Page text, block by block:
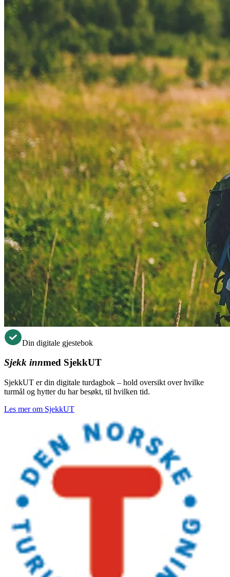
Din digitale gjestebok
Sjekk innmed SjekkUT
SjekkUT er din digitale turdagbok – hold oversikt over hvilke
turmål og hytter du har besøkt, til hvilken tid.
Les mer om SjekkUT